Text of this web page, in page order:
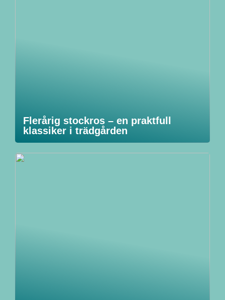
Flerårig stockros – en praktfull
klassiker i trädgården